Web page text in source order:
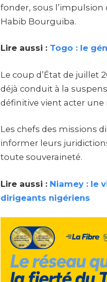
fonder, sous
Habib Bourguiba.
Lire aussi : Togo : le
Le coup d’État de juillet
déjà conduit à la
définitive vient acter
Les chefs des missions
informer leurs
toute souveraineté.
Lire aussi : Niamey : le
dirigeants nigériens